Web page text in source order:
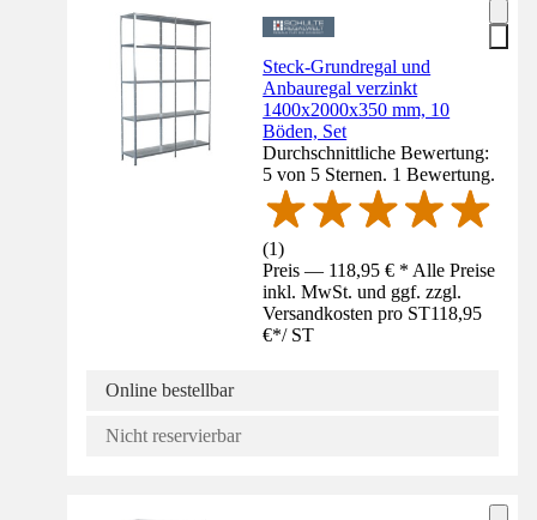
Steck-Grundregal und
Anbauregal verzinkt
1400x2000x350 mm, 10
Böden, Set
Durchschnittliche Bewertung:
5 von 5 Sternen. 1 Bewertung.
(1)
Preis — 118,95 € * Alle Preise
inkl. MwSt. und ggf. zzgl.
Versandkosten pro ST118,95
€*/ ST
Online bestellbar
Nicht reservierbar